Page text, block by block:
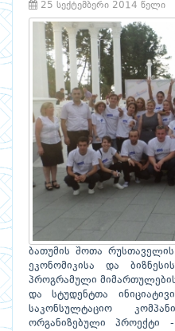
25 სექტემბერი 2014 წელი
ბათუმის შოთა
ეკონომიკისა და
პროგრამული
და სტუდენტთა
საკონსულტაციო
ორგანიზებული პროექტი -